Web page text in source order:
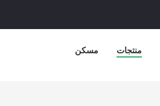
مسكن منتجات